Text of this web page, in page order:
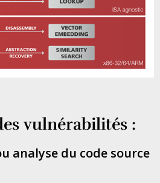
vulnérabilités :
analyse du code source